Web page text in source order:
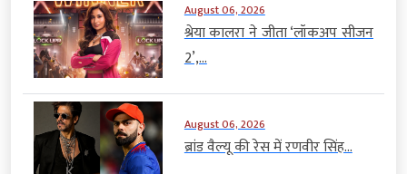
August 06, 2026
श्रेया कालरा ने जीता ‘लॉकअप सीजन
2’,...
August 06, 2026
ब्रांड वैल्यू की रेस में रणवीर सिंह...